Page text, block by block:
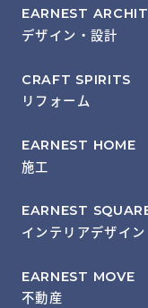
EARNEST
デザイン・設計
CRAFT SPIRITS
リフォーム
EARNEST HOME
施工
EARNEST
インテリアデザイン
EARNEST MOVE
不動産